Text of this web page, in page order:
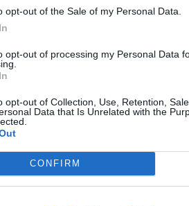
opt-out of the Sale of my Personal Data.
opt-out of processing my Personal Data
opt-out of Collection, Use, Retention,
Data that Is Unrelated with the
CONFIRM